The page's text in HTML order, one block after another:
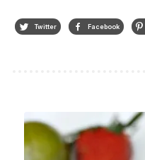
Twitter Facebook